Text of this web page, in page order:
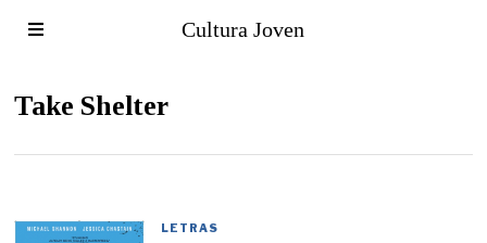
Cultura Joven
Take Shelter
LETRAS